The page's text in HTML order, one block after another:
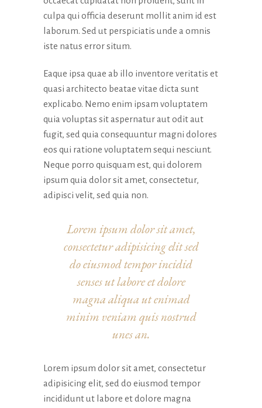
culpa qui officia deserunt mollit anim id est
laborum. Sed ut perspiciatis unde a omnis
iste natus error situm.
Eaque ipsa quae ab illo inventore veritatis et
quasi architecto beatae vitae dicta sunt
explicabo. Nemo enim ipsam voluptatem
quia voluptas sit aspernatur aut odit aut
fugit, sed quia consequuntur magni dolores
eos qui ratione voluptatem sequi nesciunt.
Neque porro quisquam est, qui dolorem
ipsum quia dolor sit amet, consectetur,
adipisci velit, sed quia non.
Lorem ipsum dolor sit amet,
consectetur adipisicing elit sed
do eiusmod tempor incidid
senses ut labore et dolore
magna aliqua ut enimad
minim veniam quis nostrud
unes an.
Lorem ipsum dolor sit amet, consectetur
adipisicing elit, sed do eiusmod tempor
incididunt ut labore et dolore magna